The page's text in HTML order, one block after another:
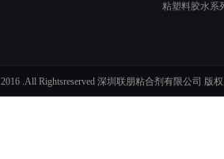
粘塑料胶水系
.All Rightsreserved 深圳联朋粘合剂有限公司 版